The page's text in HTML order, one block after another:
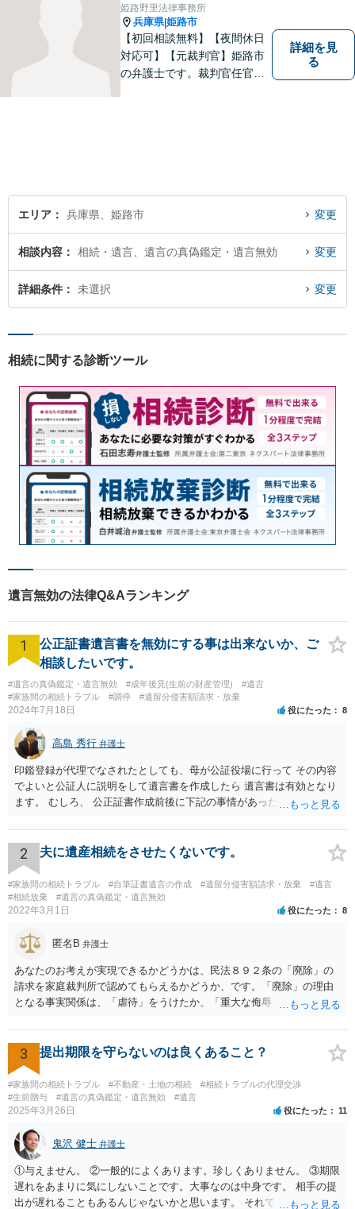
ださい。
姫路野里法律事務所
兵庫県|姫路市
【初回相談無料】【夜間休日
対応可】【元裁判官】姫路市
の弁護士です。裁判官任官２
詳細を見
る
エリア 兵庫県、姫路市 変更
相談内容 相続・遺言、遺言の真偽鑑定・遺言無効 変更
詳細条件 未選択 変更
相続に関する診断ツール
遺言無効の法律Q&Aランキング
1
公正証書遺言書を無効にする事は出来ないか、ご
相談したいです。
#遺言の真偽鑑定・遺言無効 #成年後見(生前の財産管理)
#遺言
#家族間の相続トラブル
#調停 #遺留分侵害額請求・放棄
2024年7月18日 役にたった 8
高島 秀行 弁護士
印鑑登録が代理でなされたとしても、母が公証役場に行って その内容
でよいと公証人に説明をして遺言書を作成したら 遺言書は有効となり
ます。 むしろ、 公正証書作成前後に下記の事情があったことが証明で
月に携帯が新しくなった母からの第一声は「ここにいたら殺される」
「面会に来てくれ」で、長男に聞くと「面会は出来ない。俺は携帯電
話の使い方を教える為に会っている」「母の話は聞かなくて良い」と
電話が切れました。その後の電話でも「食事に毒が入っている」「体
にチップが埋められている」等、おかしかったです。 当時の診療記
録、介護認定の資料、介護記録を取得して 弁護士に面談で相談された
2 夫に遺産相続をさせたくないです。
#家族間の相続トラブル #自筆証書遺言の作成 #遺留分侵害額請求・放棄
#遺言
#相続放棄
#遺言の真偽鑑定・遺言無効
2022年3月1日 役にたった 8
匿名B 弁護士
あなたのお考えが実現できるかどうかは、民法８９２条の「廃除」の
請求を家庭裁判所で認めてもらえるかどうか、です。「廃除」の理由
となる事実関係は、「虐待」をうけたか、「重大な侮辱」を受けた
「廃除」は遺言でも可能です（民法８９３条）。 弁護士に具体的な事
情を話して相談して、「廃除」が可能か、実際に法律相談を受けるこ
とをお勧めします。
3 提出期限を守らないのは良くあること？
#家族間の相続トラブル #不動産・土地の相続
#相続トラブルの代理交渉
#生前贈与
#遺言の真偽鑑定・遺言無効 #遺言
2025年3月26日 役にたった 11
鬼沢 健士 弁護士
①与えません。 ②一般的によくあります。珍しくありません。 ③期限
遅れをあまりに気にしないことです。大事なのは中身です。 相手の提
出が遅れることもあるんじゃないかと思います。 それでもあなた有利